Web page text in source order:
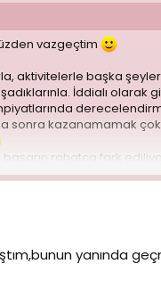
vazgeçtim
aktivitelerle başka
İddialı olarak
sonra kazanamamak
rahatça fark
katkısını bir hayli fazla
yanında